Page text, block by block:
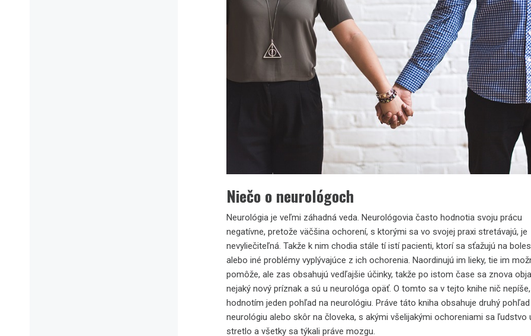
Niečo o neurológoch
Neurológia je veľmi záhadná veda. Neurológovia často hodnotia svoju prácu
negatívne, pretože väčšina ochorení, s ktorými sa vo svojej praxi stretávajú, je
nevyliečiteľná. Takže k nim chodia stále tí istí pacienti, ktorí sa sťažujú na
alebo iné problémy vyplývajúce z ich ochorenia. Naordinujú im lieky, tie im
pomôže, ale zas obsahujú vedľajšie účinky, takže po istom čase sa znova
nejaký nový príznak a sú u neurológa opäť. O tomto sa v tejto knihe nič
hodnotím jeden pohľad na neurológiu. Práve táto kniha obsahuje druhý
neurológiu alebo skôr na človeka, s akými všelijakými ochoreniami sa ľudstvo
stretlo a všetky sa týkali práve mozgu.